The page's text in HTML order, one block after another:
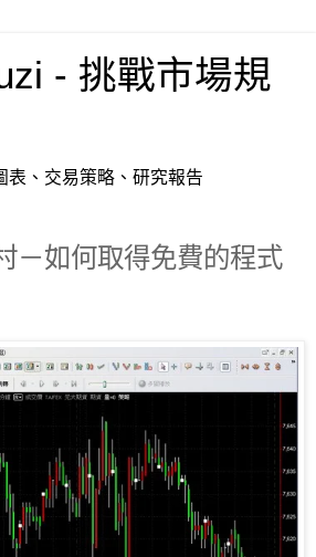
- 挑戰市場規
表、交易策略、研究報告
－如何取得免費的程式